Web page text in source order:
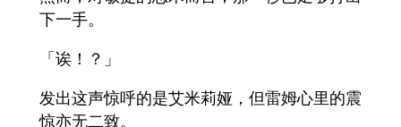
下一手。
「诶！？」
发出这声惊呼的是艾米莉娅，但雷姆心里的震
惊亦无二致。